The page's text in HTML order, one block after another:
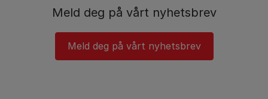
Meld deg på vårt nyhetsbrev
Meld deg på vårt nyhetsbrev